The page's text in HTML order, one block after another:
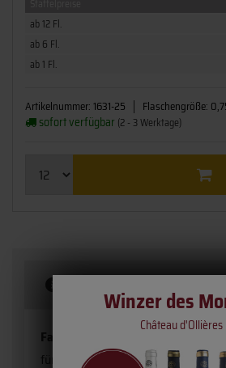
Winzer des
Château d'Ollières
ab 1 Fl.
ab 6 Fl.
ab 12 Fl.
Artikelnummer:1631-25 Flaschengröße:
sofort verfügbar (2 - 3 Werktage)
Familie Jeanjacques
für BIO-Anbau in der Petite